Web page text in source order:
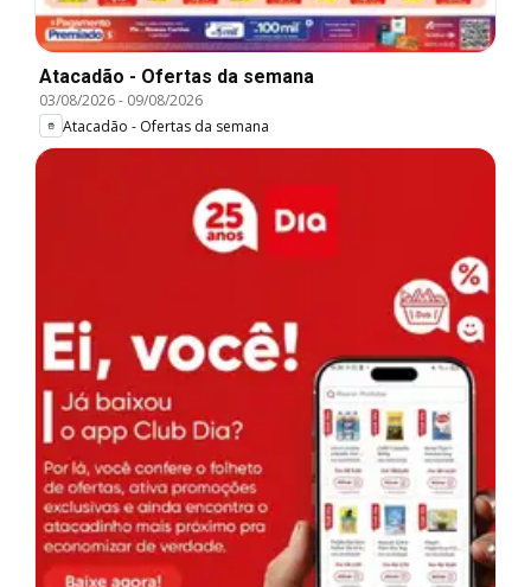
Atacadão - Ofertas da semana
03/08/2026- 09/08/2026
Atacadão - Ofertas da semana